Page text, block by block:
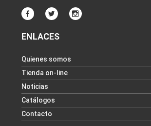
ENLACES
Quienes somos
Tienda on-line
Noticias
Catálogos
Contacto